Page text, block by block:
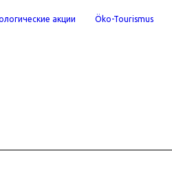
акции Öko-Tourismus